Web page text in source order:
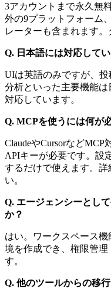
3アカウントまで永久無
外の9プラットフォーム
レーターも含まれます。
Q. 日本語には対応して
UIは英語のみですが、投
分析といった主要機能は
対応しています。
Q. MCPを使うには何が
ClaudeやCursorなど
APIキーが必要です。設
するだけで使えます。詳
い。
Q. エージェンシーとし
か？
はい。ワークスペース
境を作成でき、権限管
す。
Q. 他のツールからの移